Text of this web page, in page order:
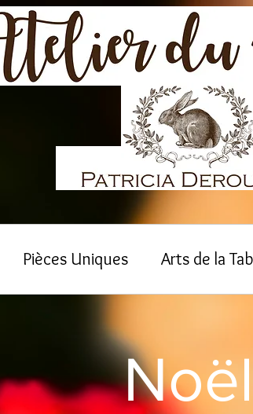
Pièces Uniques Arts de la
Noël